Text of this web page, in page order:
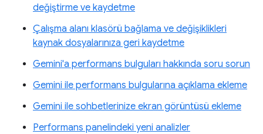
değiştirme ve kaydetme
Çalışma alanı klasörü bağlama ve değişiklikleri
kaynak dosyalarınıza geri kaydetme
Gemini'a performans bulguları hakkında soru sorun
Gemini ile performans bulgularına açıklama ekleme
Gemini ile sohbetlerinize ekran görüntüsü ekleme
Performans panelindeki yeni analizler